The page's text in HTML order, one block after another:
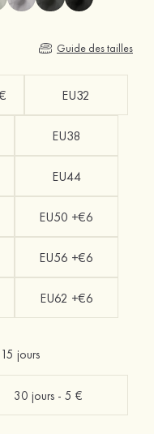
Guide des tailles
EU32
EU38
EU44
EU50 +€6
EU56 +€6
EU62 +€6
15 jours
30 jours - 5 €